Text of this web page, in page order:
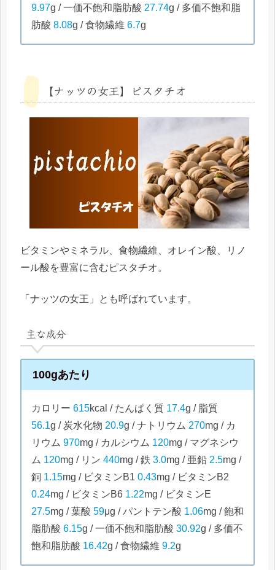
9.97g / 一価不飽和脂肪酸 27.74g / 多価不飽和脂
肪酸 8.08g / 食物繊維 6.7g
【ナッツの女王】ピスタチオ
ビタミンやミネラル、食物繊維、オレイン酸、リノ
ール酸を豊富に含むピスタチオ。
「ナッツの女王」とも呼ばれています。
主な成分
100gあたり
カロリー 615kcal / たんぱく質 17.4g / 脂質
56.1g / 炭水化物 20.9g / ナトリウム 270mg / カ
リウム 970mg / カルシウム 120mg / マグネシウ
ム 120mg / リン 440mg / 鉄 3.0mg / 亜鉛 2.5mg /
銅 1.15mg / ビタミンB1 0.43mg / ビタミンB2
0.24mg / ビタミンB6 1.22mg / ビタミンE
27.5mg / 葉酸 59μg / パントテン酸 1.06mg / 飽和
脂肪酸 6.15g / 一価不飽和脂肪酸 30.92g / 多価不
飽和脂肪酸 16.42g / 食物繊維 9.2g